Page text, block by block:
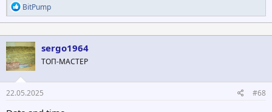
Р
е
а
к
ц
и
и
:
BitPump
sergo1964
ТОП-МАСТЕР
22.05.2025 #68